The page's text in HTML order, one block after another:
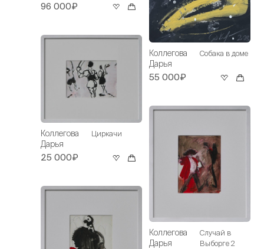
96 000₽
Коллегова
Дарья
Циркачи
25 000₽
Коллегова
Дарья
Собака в доме
55 000₽
Коллегова
Дарья
Случай в
Выборге 2